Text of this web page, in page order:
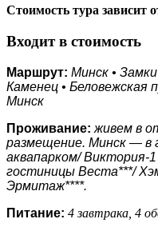
Стоимость тура зависит
Входит в стоимость
Маршрут: Минск •
Каменец • Беловежская
Минск
Проживание: живем в
размещение. Минск — в
аквапарком/
гостиницы Веста***/
Эрмитаж****.
Питание: 4 завтрака, 4